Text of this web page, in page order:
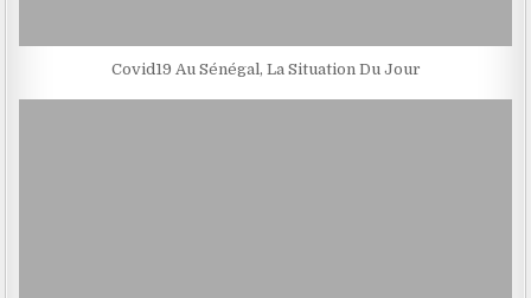
Covid19 Au Sénégal, La Situation Du Jour